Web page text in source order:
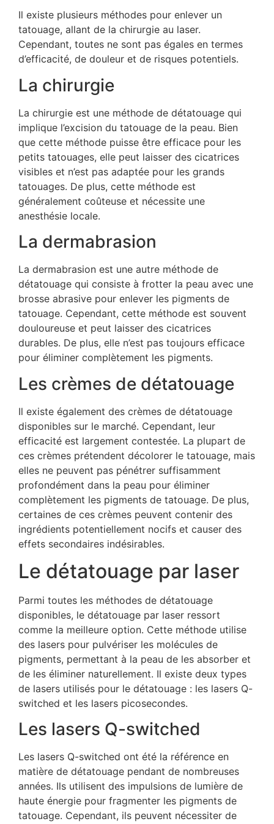
Il existe plusieurs méthodes pour enlever un
tatouage, allant de la chirurgie au laser.
Cependant, toutes ne sont pas égales en termes
d’efficacité, de douleur et de risques potentiels.
La chirurgie
La chirurgie est une méthode de détatouage qui
implique l’excision du tatouage de la peau. Bien
que cette méthode puisse être efficace pour les
petits tatouages, elle peut laisser des cicatrices
visibles et n’est pas adaptée pour les grands
tatouages. De plus, cette méthode est
généralement coûteuse et nécessite une
anesthésie locale.
La dermabrasion
La dermabrasion est une autre méthode de
détatouage qui consiste à frotter la peau avec une
brosse abrasive pour enlever les pigments de
tatouage. Cependant, cette méthode est souvent
douloureuse et peut laisser des cicatrices
durables. De plus, elle n’est pas toujours efficace
pour éliminer complètement les pigments.
Les crèmes de détatouage
Il existe également des crèmes de détatouage
disponibles sur le marché. Cependant, leur
efficacité est largement contestée. La plupart de
ces crèmes prétendent décolorer le tatouage, mais
elles ne peuvent pas pénétrer suffisamment
profondément dans la peau pour éliminer
complètement les pigments de tatouage. De plus,
certaines de ces crèmes peuvent contenir des
ingrédients potentiellement nocifs et causer des
effets secondaires indésirables.
Le détatouage par laser
Parmi toutes les méthodes de détatouage
disponibles, le détatouage par laser ressort
comme la meilleure option. Cette méthode utilise
des lasers pour pulvériser les molécules de
pigments, permettant à la peau de les absorber et
de les éliminer naturellement. Il existe deux types
de lasers utilisés pour le détatouage : les lasers Q-
switched et les lasers picosecondes.
Les lasers Q-switched
Les lasers Q-switched ont été la référence en
matière de détatouage pendant de nombreuses
années. Ils utilisent des impulsions de lumière de
haute énergie pour fragmenter les pigments de
tatouage. Cependant, ils peuvent nécessiter de